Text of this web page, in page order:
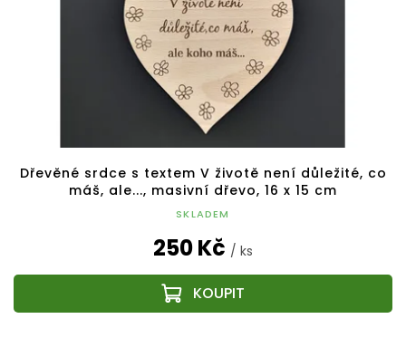
Dřevěné srdce s textem V životě není důležité, co
máš, ale..., masivní dřevo, 16 x 15 cm
SKLADEM
250 Kč / ks